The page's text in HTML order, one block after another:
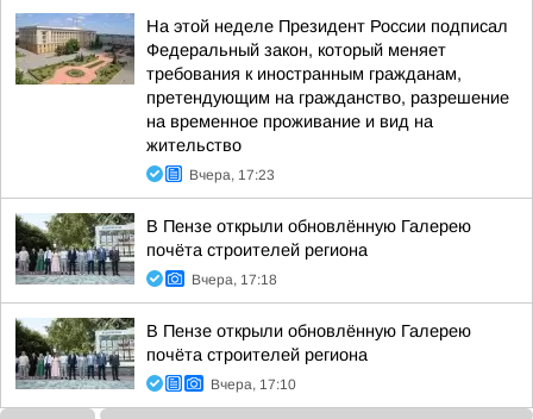
На этой неделе Президент России подписал
Федеральный закон, который меняет
требования к иностранным гражданам,
претендующим на гражданство, разрешение
на временное проживание и вид на
жительство
Вчера, 17:23
В Пензе открыли обновлённую Галерею
почёта строителей региона
Вчера, 17:18
В Пензе открыли обновлённую Галерею
почёта строителей региона
Вчера, 17:10